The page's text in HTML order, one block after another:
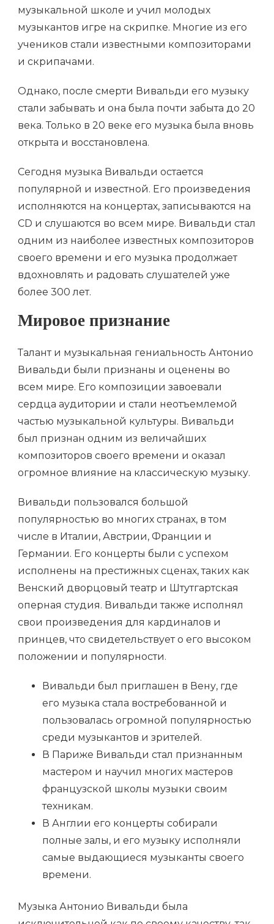
музыкальной школе и учил молодых
музыкантов игре на скрипке. Многие из его
учеников стали известными композиторами
и скрипачами.
Однако, после смерти Вивальди его музыку
стали забывать и она была почти забыта до 20
века. Только в 20 веке его музыка была вновь
открыта и восстановлена.
Сегодня музыка Вивальди остается
популярной и известной. Его произведения
исполняются на концертах, записываются на
CD и слушаются во всем мире. Вивальди стал
одним из наиболее известных композиторов
своего времени и его музыка продолжает
вдохновлять и радовать слушателей уже
более 300 лет.
Мировое признание
Талант и музыкальная гениальность Антонио
Вивальди были признаны и оценены во
всем мире. Его композиции завоевали
сердца аудитории и стали неотъемлемой
частью музыкальной культуры. Вивальди
был признан одним из величайших
композиторов своего времени и оказал
огромное влияние на классическую музыку.
Вивальди пользовался большой
популярностью во многих странах, в том
числе в Италии, Австрии, Франции и
Германии. Его концерты были с успехом
исполнены на престижных сценах, таких как
Венский дворцовый театр и Штутгартская
оперная студия. Вивальди также исполнял
свои произведения для кардиналов и
принцев, что свидетельствует о его высоком
положении и популярности.
Вивальди был приглашен в Вену, где
его музыка стала востребованной и
пользовалась огромной популярностью
среди музыкантов и зрителей.
В Париже Вивальди стал признанным
мастером и научил многих мастеров
французской школы музыки своим
техникам.
В Англии его концерты собирали
полные залы, и его музыку исполняли
самые выдающиеся музыканты своего
времени.
Музыка Антонио Вивальди была